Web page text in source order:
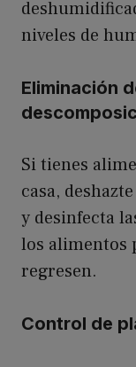
niveles de
Eliminación
Si tienes
casa,
y desinfecta
los alimentos
regresen.
Control de